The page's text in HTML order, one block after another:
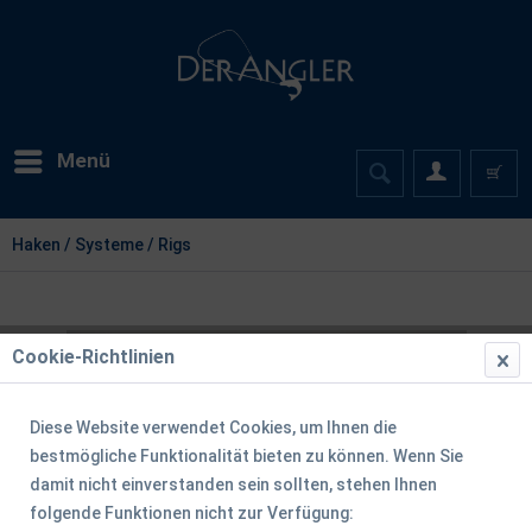
Menü
Haken / Systeme / Rigs
Cookie-Richtlinien
Diese Website verwendet Cookies, um Ihnen die
bestmögliche Funktionalität bieten zu können. Wenn Sie
damit nicht einverstanden sein sollten, stehen Ihnen
folgende Funktionen nicht zur Verfügung: